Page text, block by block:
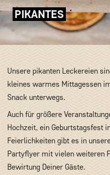
PIKANTES
Unsere pikanten Leckereien
kleines warmes Mittagessen
Snack unterwegs.
Auch für größere
Hochzeit, ein Geburtstagsfest
Feierlichkeiten gibt es in
Partyflyer mit vielen weiteren
Bewirtung Deiner Gäste.